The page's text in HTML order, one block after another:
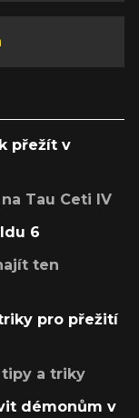
přežít v
Tau Ceti IV
6
ten
pro přežití
tipy a triky
démonům v